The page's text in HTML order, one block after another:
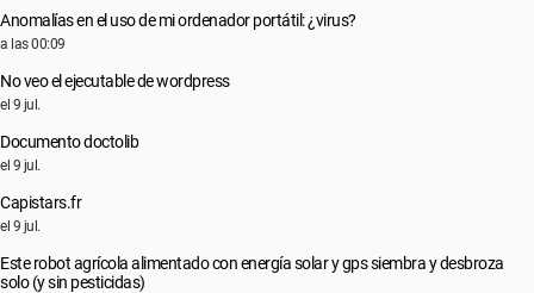
Anomalías en el uso de mi ordenador portátil: ¿virus?
a las 00:09
No veo el ejecutable de wordpress
el 9 jul.
Documento doctolib
el 9 jul.
Capistars.fr
el 9 jul.
Este robot agrícola alimentado con energía solar y gps siembra y desbroza
solo (y sin pesticidas)